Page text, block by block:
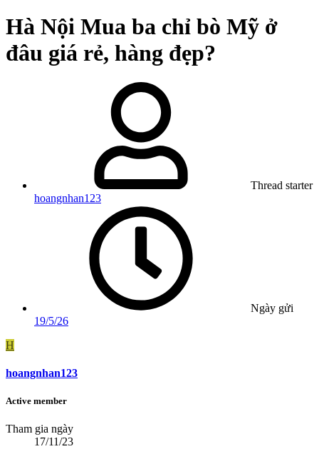
Hà Nội Mua ba chỉ bò Mỹ ở
đâu giá rẻ, hàng đẹp?
Thread starter
hoangnhan123
Ngày gửi
19/5/26
H
hoangnhan123
Active member
Tham gia ngày
17/11/23